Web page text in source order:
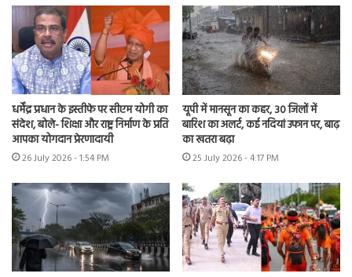
धर्मेंद्र प्रधान के इस्तीफे पर सीएम योगी का
संदेश, बोले- शिक्षा और राष्ट्र निर्माण के प्रति
आपका योगदान प्रेरणादायी
26 July 2026 - 1:54 PM
यूपी में मानसून का कहर, 30 जिलों में
बारिश का अलर्ट, कई नदियां उफान पर, बाढ़
का खतरा बढ़ा
25 July 2026 - 4:17 PM